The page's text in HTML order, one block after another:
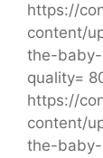
https://
content/
the-
quality=
https://
content/
the-